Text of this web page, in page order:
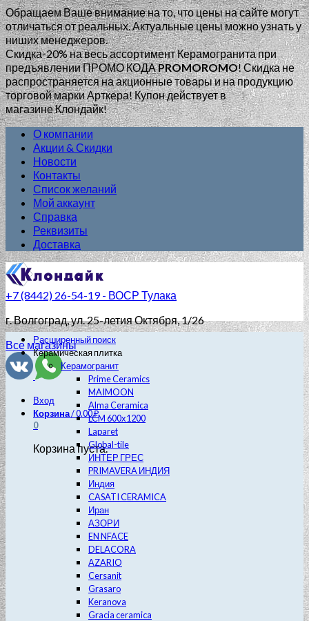
Обращаем Ваше внимание на то, что цены на сайте могут
отличаться от реальных. Актуальные цены можно узнать у
ниших менеджеров.
Скидка-20% на весь ассортимент Керамогранита при
предъявлении ПРОМО КОДАPROMOROMO!Скидка не
распространяется на акционные товары и на продукцию
торговой марки Арткера! Купон действует в
магазине Клондайк!
О компании
Акции & Скидки
Новости
Контакты
Список желаний
Мой аккаунт
Справка
Реквизиты
Доставка
+7 (8442) 26-54-19 - ВОСР Тулака
г. Волгоград, ул. 25-летия Октября, 1/26
Все магазины
Вход
Корзина/0.00₽
0
Корзина пуста.
Расширенный поиск
Керамическая плитка
Керамогранит
Prime Ceramics
MAIMOON
Alma Ceramica
LCM 600х1200
Laparet
Global-tile
ИНТЕР ГРЕС
PRIMAVERA ИНДИЯ
Индия
CASATI CERAMICA
Иран
АЗОРИ
EN NFACE
DELACORA
AZARIO
Cersanit
Grasaro
Keranova
Gracia ceramica